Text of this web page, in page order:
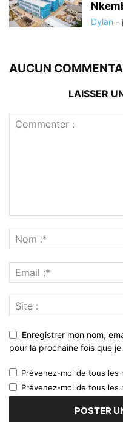
Dylan -
AUCUN
LAISSER
Enregistrer mon nom,
pour la prochaine fois que
Prévenez-moi de tous les
Prévenez-moi de tous les